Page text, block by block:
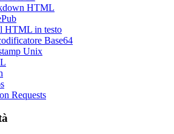
HTML
HTML in testo
Base64
Unix
Requests